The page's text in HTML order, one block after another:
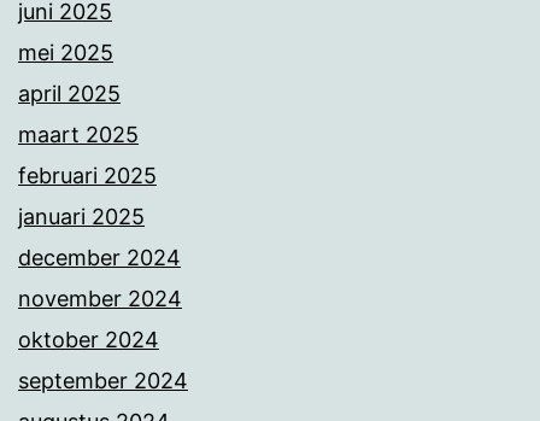
juni 2025
mei 2025
april 2025
maart 2025
februari 2025
januari 2025
december 2024
november 2024
oktober 2024
september 2024